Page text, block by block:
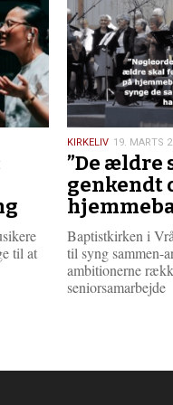
til at
19.
marts
2025
KIRKELIV 19. MARTS
”De ældre
genkendt
Baptistkirken i
til syng sammen-
ambitionerne
seniorsamarbejde